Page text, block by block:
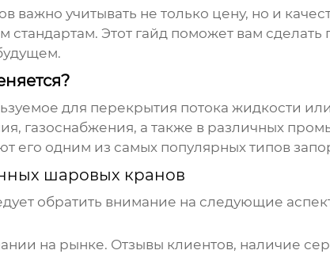
важно учитывать не только цену, но и
Этот гайд поможет вам
для перекрытия потока жидкости
газоснабжения, а также в различных
его одним из самых популярных типов
шаровых кранов
обратить внимание на следующие
на рынке. Отзывы клиентов, наличие